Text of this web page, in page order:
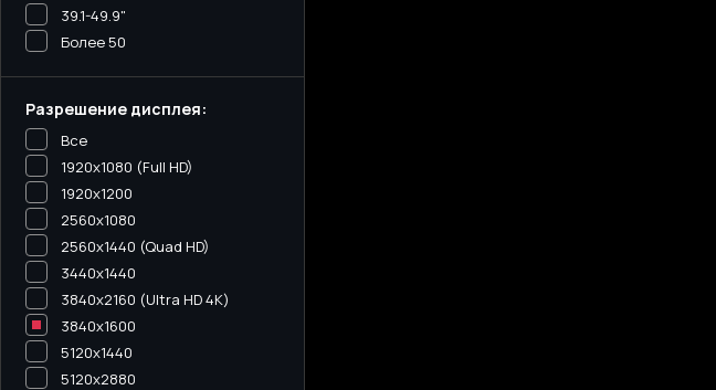
39.1-49.9"
Более 50
Разрешение дисплея:
Все
1920x1080 (Full HD)
1920x1200
2560x1080
2560x1440 (Quad HD)
3440х1440
3840x2160 (Ultra HD 4K)
3840x1600
5120x1440
5120х2880